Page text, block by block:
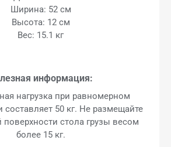
Ширина: 52 см
Высота: 12 см
Вес: 15.1 кг
информация:
нагрузка при равномерном
составляет 50 кг. Не размещайте
стола грузы весом
более 15 кг.